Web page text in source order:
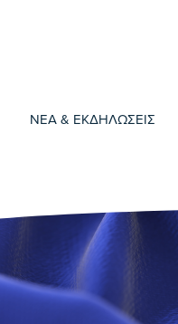
ΝΕΑ & ΕΚΔΗΛΩΣΕΙΣ